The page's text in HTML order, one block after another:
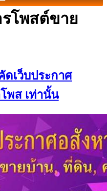
โพสต์ขาย
ดเว็บประกาศ
พส เท่านั้น